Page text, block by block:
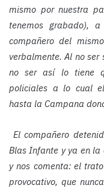
mismo por nuestra
tenemos grabado),
compañero del
verbalmente. Al no
no ser así lo tiene
policiales a lo cual el
hasta la Campana
El compañero
Blas Infante y ya en la
y nos comenta: el
provocativo, que